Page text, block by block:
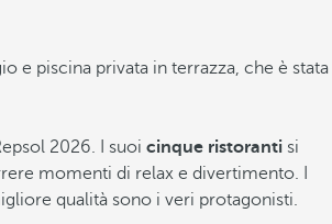
e piscina privata in terrazza, che è stata
2026. I suoi cinque ristoranti si
momenti di relax e divertimento. I
qualità sono i veri protagonisti.